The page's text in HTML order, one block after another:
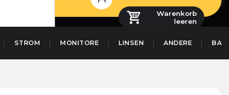
Warenkorb
leeren
STROM MONITORE LINSEN ANDERE